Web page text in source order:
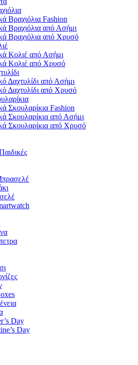
Βραχιόλια Fashion
Βραχιόλια από Ασήμι
Βραχιόλια από Χρυσό
Κολιέ από Ασήμι
Κολιέ από Χρυσό
Δαχτυλίδι από Ασήμι
Δαχτυλίδι από Χρυσό
Σκουλαρίκια Fashion
Σκουλαρίκια από Ασήμι
Σκουλαρίκια από Χρυσό
Day
Day